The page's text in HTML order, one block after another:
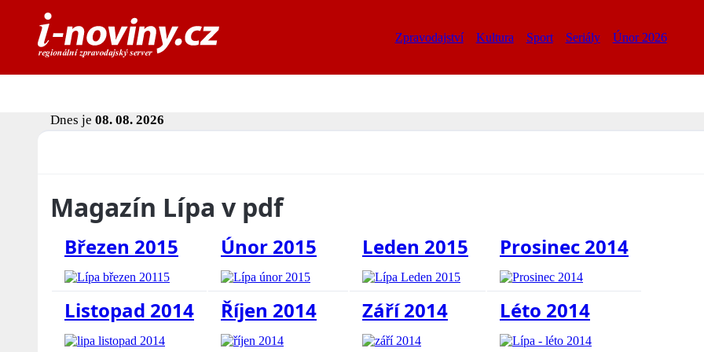
Zpravodajství Kultura Sport Seriály Únor 2026
Dnes je 08. 08. 2026
Magazín Lípa v pdf
Březen 2015 Únor 2015 Leden 2015 Prosinec 2014
Listopad 2014 Říjen 2014 Září 2014 Léto 2014